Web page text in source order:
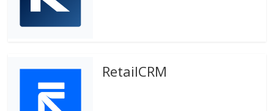
RetailCRM